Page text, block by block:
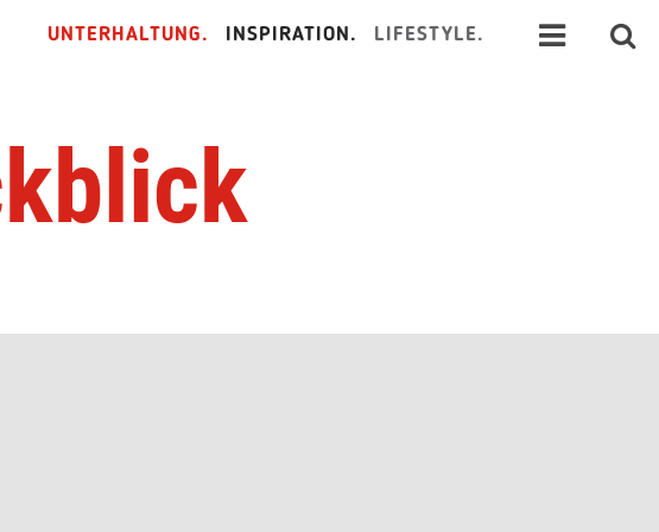
UNTERHALTUNG. INSPIRATION. LIFESTYLE.